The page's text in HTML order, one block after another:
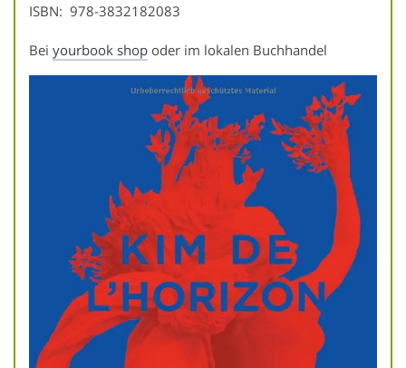
ISBN: ‎ 978-3832182083
Bei yourbook shop oder im lokalen Buchhandel